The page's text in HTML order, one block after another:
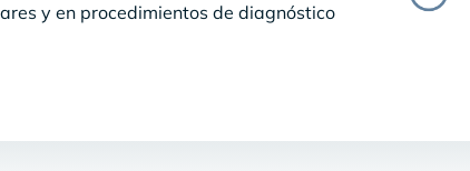
y en procedimientos de diagnóstico